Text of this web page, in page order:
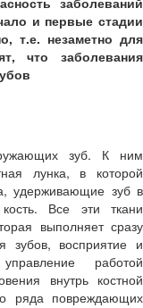
и первые стадии
т.е. незаметно для
что заболевания
зуб. К ним
лунка, в которой
удерживающие зуб в
Все эти ткани
выполняет сразу
зубов, восприятие и
работой
внутрь костной
ряда повреждающих